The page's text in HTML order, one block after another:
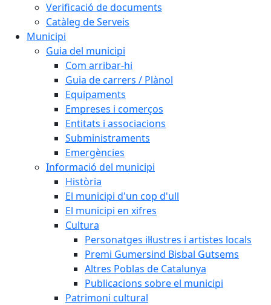
Verificació de documents
Catàleg de Serveis
Municipi
Guia del municipi
Com arribar-hi
Guia de carrers / Plànol
Equipaments
Empreses i comerços
Entitats i associacions
Subministraments
Emergències
Informació del municipi
Història
El municipi d'un cop d'ull
El municipi en xifres
Cultura
Personatges il·lustres i artistes locals
Premi Gumersind Bisbal Gutsems
Altres Poblas de Catalunya
Publicacions sobre el municipi
Patrimoni cultural